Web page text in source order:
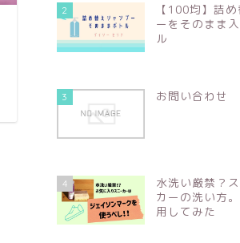
2
【100均】詰
ーをそのまま
ル
3 お問い合わせ
4
水洗い厳禁？
カーの洗い方
用してみた